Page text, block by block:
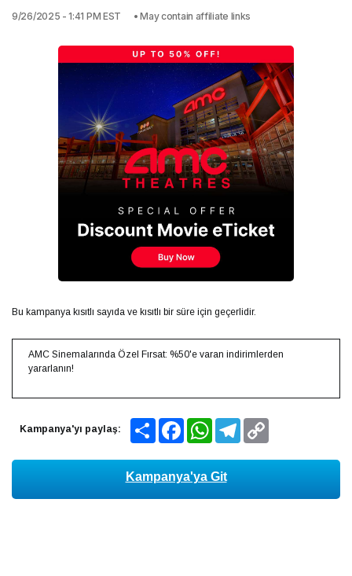
9/26/2025 - 1:41 PM EST • May contain affiliate links
Bu kampanya kısıtlı sayıda ve kısıtlı bir süre için geçerlidir.
AMC Sinemalarında Özel Fırsat: %50'e varan indirimlerden
yararlanın!
Kampanya'yı paylaş: Share FacebookWhatsAppTelegram
Kampanya'ya Git